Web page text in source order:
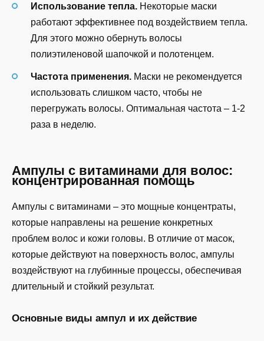
Использование тепла. Некоторые маски
работают эффективнее под воздействием тепла.
Для этого можно обернуть волосы
полиэтиленовой шапочкой и полотенцем.
Частота применения. Маски не рекомендуется
использовать слишком часто, чтобы не
перегружать волосы. Оптимальная частота – 1-2
раза в неделю.
Ампулы с витаминами для волос:
концентрированная помощь
Ампулы с витаминами – это мощные концентраты,
которые направлены на решение конкретных
проблем волос и кожи головы. В отличие от масок,
которые действуют на поверхность волос, ампулы
воздействуют на глубинные процессы, обеспечивая
длительный и стойкий результат.
Основные виды ампул и их действие